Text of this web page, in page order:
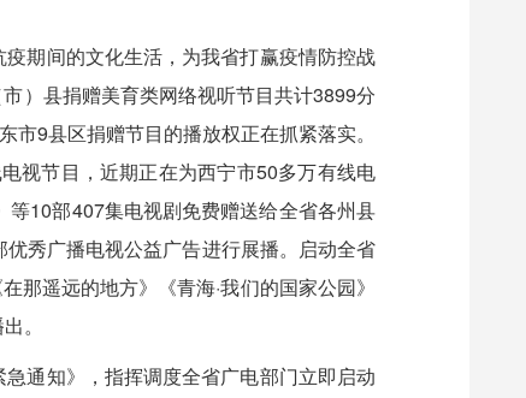
期间的文化生活，为我省打赢疫情防控战
）县捐赠美育类网络视听节目共计3899分
9县区捐赠节目的播放权正在抓紧落实。
视节目，近期正在为西宁市50多万有线电
10部407集电视剧免费赠送给全省各州县
秀广播电视公益广告进行展播。启动全省
那遥远的地方》《青海·我们的国家公园》
。
通知》，指挥调度全省广电部门立即启动